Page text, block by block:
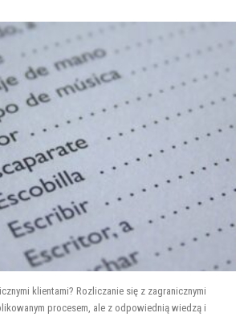
klientami? Rozliczanie się z zagranicznymi
procesem, ale z odpowiednią wiedzą i